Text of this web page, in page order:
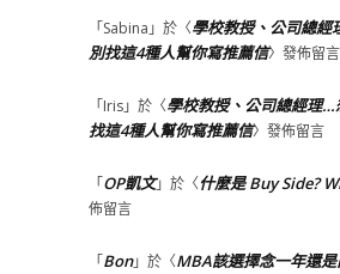
「Sabina 」於〈學校教授、公司總
別找這4種人幫你寫推薦信〉發佈留言
「Iris」於〈學校教授、公司總經理…
找這4種人幫你寫推薦信〉發佈留言
「OP凱文」於〈什麼是 Buy Side?
佈留言
「Bon」於〈MBA該選擇念一年還